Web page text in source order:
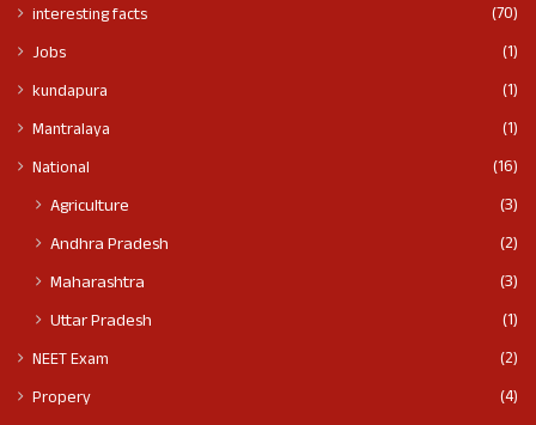
interesting facts
(70)
Jobs
(1)
kundapura
(1)
Mantralaya
(1)
National
(16)
Agriculture
(3)
Andhra Pradesh
(2)
Maharashtra
(3)
Uttar Pradesh
(1)
NEET Exam
(2)
Propery
(4)